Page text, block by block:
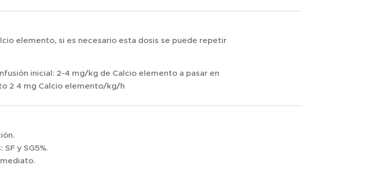
elemento, si es necesario esta dosis se puede repetir
inicial: 2-4 mg/kg de Calcio elemento a pasar en
2 4 mg Calcio elemento/kg/h
y SG5%.